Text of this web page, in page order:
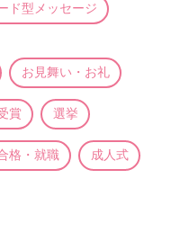
ド型メッセージ
お見舞い・お礼
賞 選挙
格・就職 成人式